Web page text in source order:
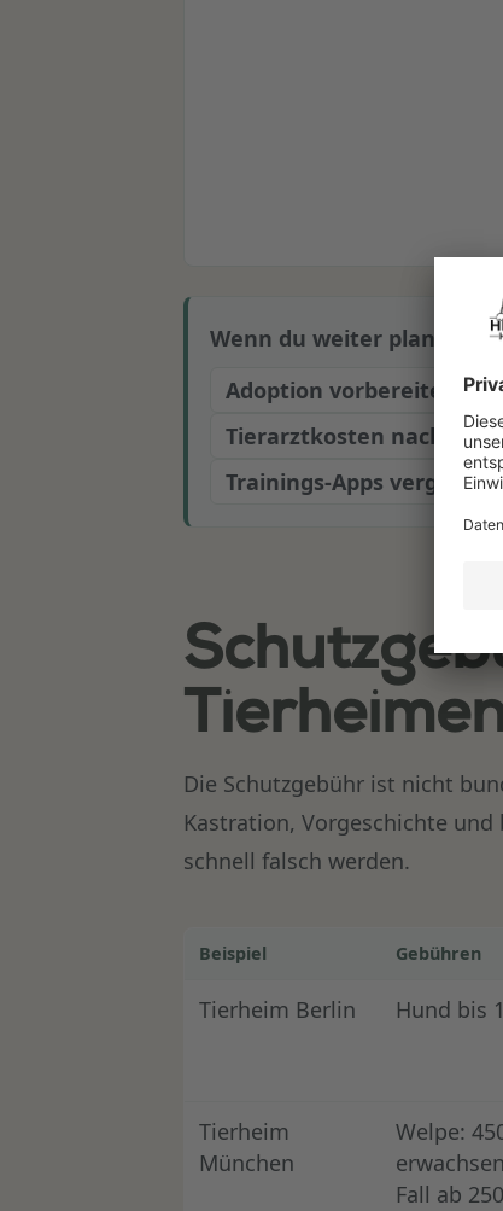
Wenn du weiter planst,
Adoption vorbereiten
Tierarztkosten nach GOT
Trainings-Apps
Die Schutzgebühr ist nicht
Kastration, Vorgeschichte
schnell falsch werden.
Beispiel Gebühren
Tierheim Berlin Hund bis
Tierheim
München
Welpe:
Fall ab